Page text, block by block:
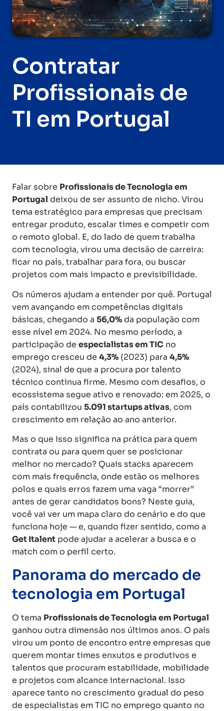
Contratar
Profissionais de
TI em Portugal
Falar sobre Profissionais de Tecnologia em
Portugal deixou de ser assunto de nicho. Virou
tema estratégico para empresas que precisam
entregar produto, escalar times e competir com
o remoto global. E, do lado de quem trabalha
com tecnologia, virou uma decisão de carreira:
ficar no país, trabalhar para fora, ou buscar
projetos com mais impacto e previsibilidade.
Os números ajudam a entender por quê. Portugal
vem avançando em competências digitais
básicas, chegando a 56,0%da população com
esse nível em 2024. No mesmo período, a
participação de especialistas em TIC no
emprego cresceu de 4,3% (2023) para 4,5%
(2024), sinal de que a procura por talento
técnico continua firme. Mesmo com desafios, o
ecossistema segue ativo e renovado: em 2025, o
país contabilizou 5.091 startups ativas, com
crescimento em relação ao ano anterior.
Mas o que isso significa na prática para quem
contrata ou para quem quer se posicionar
melhor no mercado? Quais stacks aparecem
com mais frequência, onde estão os melhores
polos e quais erros fazem uma vaga “morrer”
antes de gerar candidatos bons? Neste guia,
você vai ver um mapa claro do cenário e do que
funciona hoje — e, quando fizer sentido, como a
Get Italent pode ajudar a acelerar a busca e o
match com o perfil certo.
Panorama do mercado de
tecnologia em Portugal
O tema Profissionais de Tecnologia em Portugal
ganhou outra dimensão nos últimos anos. O país
virou um ponto de encontro entre empresas que
querem montar times enxutos e produtivos e
talentos que procuram estabilidade, mobilidade
e projetos com alcance internacional. Isso
aparece tanto no crescimento gradual do peso
de especialistas em TIC no emprego quanto no